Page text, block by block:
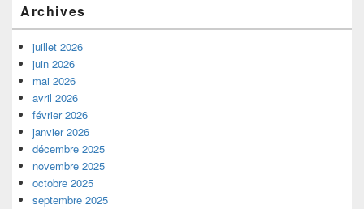
Archives
juillet 2026
juin 2026
mai 2026
avril 2026
février 2026
janvier 2026
décembre 2025
novembre 2025
octobre 2025
septembre 2025